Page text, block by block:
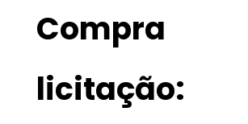
Compra